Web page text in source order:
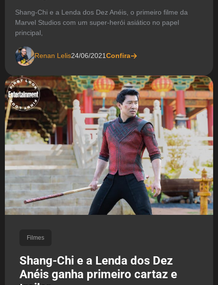
Shang-Chi e a Lenda dos Dez Anéis, o primeiro filme da
Marvel Studios com um super-herói asiático no papel
principal,
Renan Lelis24/06/2021Confira
Filmes
Shang-Chi e a Lenda dos Dez
Anéis ganha primeiro cartaz e